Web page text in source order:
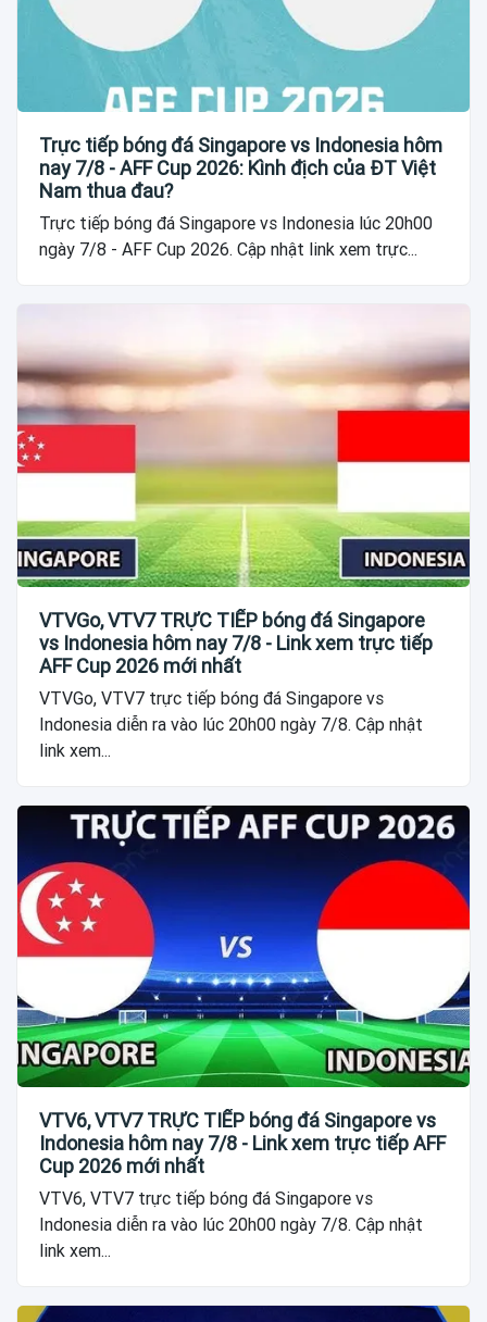
Trực tiếp bóng đá Singapore vs Indonesia hôm
nay 7/8 - AFF Cup 2026: Kình địch của ĐT Việt
Nam thua đau?
Trực tiếp bóng đá Singapore vs Indonesia lúc 20h00
ngày 7/8 - AFF Cup 2026. Cập nhật link xem trực...
VTVGo, VTV7 TRỰC TIẾP bóng đá Singapore
vs Indonesia hôm nay 7/8 - Link xem trực tiếp
AFF Cup 2026 mới nhất
VTVGo, VTV7 trực tiếp bóng đá Singapore vs
Indonesia diễn ra vào lúc 20h00 ngày 7/8. Cập nhật
link xem...
VTV6, VTV7 TRỰC TIẾP bóng đá Singapore vs
Indonesia hôm nay 7/8 - Link xem trực tiếp AFF
Cup 2026 mới nhất
VTV6, VTV7 trực tiếp bóng đá Singapore vs
Indonesia diễn ra vào lúc 20h00 ngày 7/8. Cập nhật
link xem...